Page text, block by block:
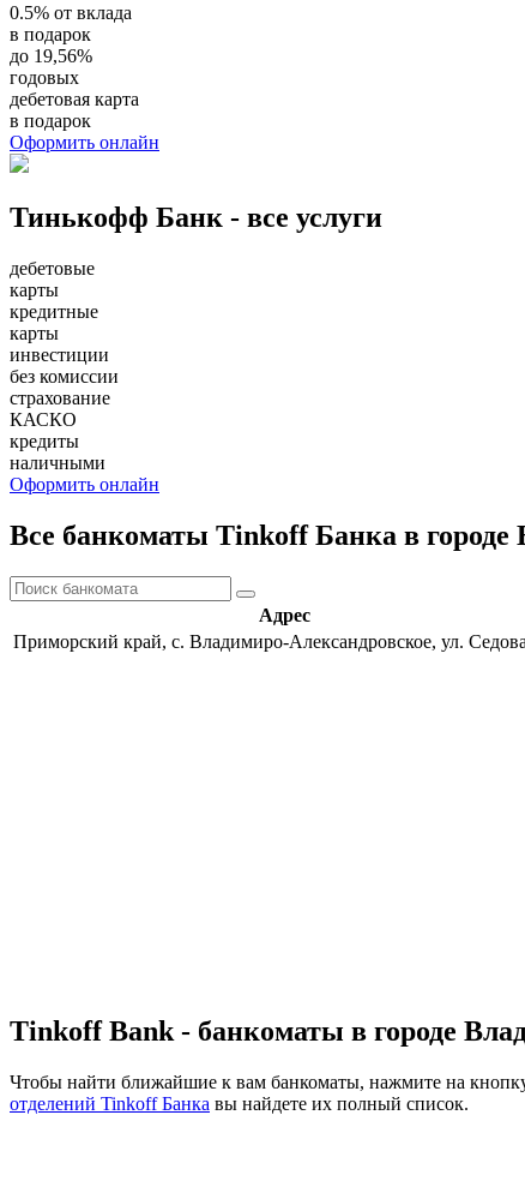
0.5% от вклада
в подарок
до 19,56%
годовых
дебетовая карта
в подарок
Оформить онлайн
Тинькофф Банк - все услуги
дебетовые
карты
кредитные
карты
инвестиции
без комиссии
страхование
КАСКО
кредиты
наличными
Оформить онлайн
Все банкоматы Tinkoff Банка в городе
Адрес
Приморский край, с. Владимиро-Александровское, ул.
Tinkoff Bank - банкоматы в городе
Чтобы найти ближайшие к вам банкоматы, нажмите на
отделений Tinkoff Банка вы найдете их полный список.